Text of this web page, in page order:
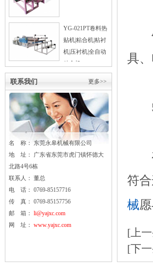
YG-021PT卷料热
贴机|粘合机|粘衬
机|压衬机|全自动
粘合机
更多>>
联系我们
名 称： 东莞永皋机械有限公司
地 址： 广东省东莞市虎门镇怀德大
北路4号6栋
联系人： 董总
电 话： 0769-85157716
传 真： 0769-85157756
邮 箱： li@yajxc.com
网 址： www.yajxc.com
4
具
5
在
符
械
[上
[下